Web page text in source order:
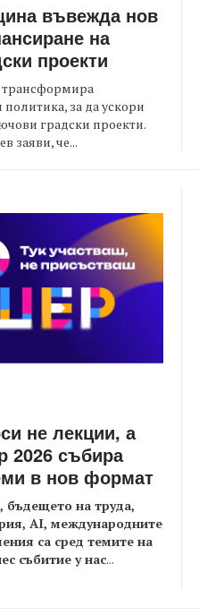
въвежда нов
на
проекти
за да ускори
градски проекти.
заяви, че...
не лекции, а
2026 събира
в нов формат
бъдещето на труда,
AI, международните
са сред темите на
събитие у нас...